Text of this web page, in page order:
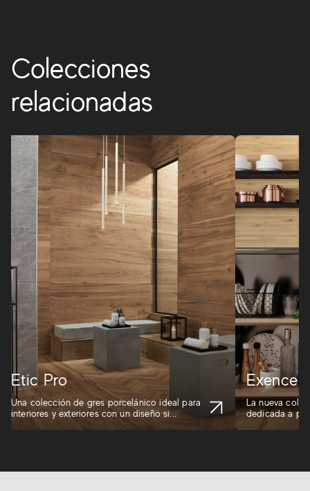
Colecciones
relacionadas
Etic Pro
Una colección de gres porcelánico ideal para
interiores y exteriores con un diseño si...
Exence
La nueva
dedicada a